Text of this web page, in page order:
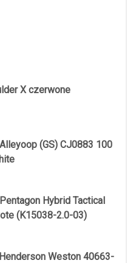
X czerwone
(GS) CJ0883 100
Hybrid Tactical
(K15038-2.0-03)
Weston 40663-